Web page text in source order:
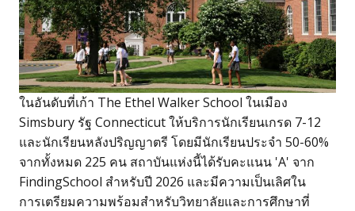
ในอันดับที่เก้า The Ethel Walker School ในเมือง
Simsbury รัฐ Connecticut ให้บริการนักเรียนเกรด 7-12
และนักเรียนหลังปริญญาตรี โดยมีนักเรียนประจำ 50-60%
จากทั้งหมด 225 คน สถาบันแห่งนี้ได้รับคะแนน 'A' จาก
FindingSchool สำหรับปี 2026 และมีความเป็นเลิศใน
การเตรียมความพร้อมสำหรับวิทยาลัยและการศึกษาที่